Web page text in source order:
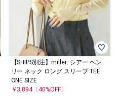
【SHIPS別注】miller: シアー ヘン
リー ネック ロング スリーブ TEE
ONE SIZE
￥3,894〔40%OFF〕